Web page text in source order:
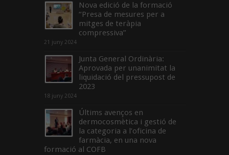
Nova edició de la formació
“Presa de mesures per a
mitges de teràpia
compressiva”
21 juny 2024
Junta General Ordinària:
Aprovada per unanimitat la
liquidació del pressupost de
2023
18 juny 2024
Últims avenços en
dermocosmètica i gestió de
la categoria a l’oficina de
farmàcia, en una nova
formació al COFB